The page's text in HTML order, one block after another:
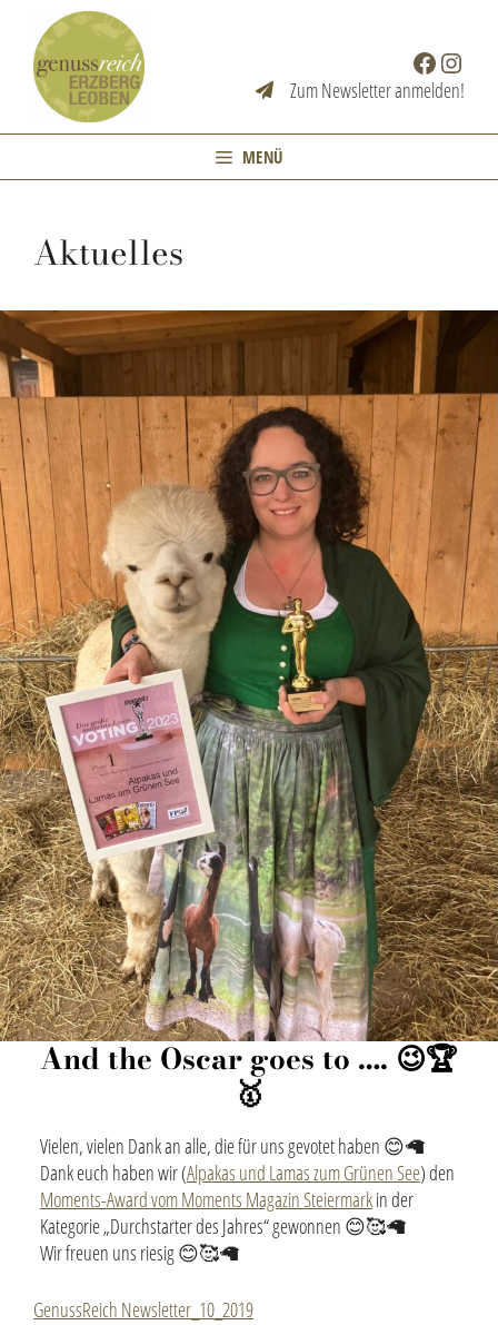
springen
Facebook
Zum Newsletter anmelden!
MENÜ
Aktuelles
And the Oscar goes to …. 😉🏆
🥇
Vielen, vielen Dank an alle, die für uns gevotet haben 😊🦙
Dank euch haben wir (Alpakas und Lamas zum Grünen See) den
Moments-Award vom Moments Magazin Steiermarkin der
Kategorie „Durchstarter des Jahres“ gewonnen 😊🥰🦙
Wir freuen uns riesig 😊🥰🦙
GenussReich Newsletter_10_2019